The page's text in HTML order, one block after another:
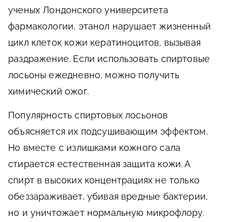
ученых Лондонского университета
фармакологии, этанол нарушает жизненный
цикл клеток кожи кератиноцитов, вызывая
раздражение. Если использовать спиртовые
лосьоны ежедневно, можно получить
химический ожог.
Популярность спиртовых лосьонов
объясняется их подсушивающим эффектом.
Но вместе с излишками кожного сала
стирается естественная защита кожи. А
спирт в высоких концентрациях не только
обеззараживает, убивая вредные бактерии,
но и уничтожает нормальную микрофлору.